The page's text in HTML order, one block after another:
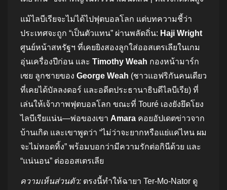
แม้ไลบีเรียจะไม่ได้ไปฟุตบอลโลก แต่บทความชี้ว่า
ประเทศจะถูก “เป็นตัวแทน” ผ่านพลัดถิ่น: Haji Wright
ศูนย์หน้าสหรัฐฯ ที่เคยยิงสองลูกใส่ออสเตรเลียในเกม
อุ่นเครื่องปีก่อน และ Timothy Weah กองหน้ามาร์ก
เซย ลูกชายของ George Weah (ชาวแอฟริกันคนเดียว
ที่เคยได้บัลลงดอร์ และอดีตประธานาธิบดีไลบีเรีย) ที่
เล่นให้เจ้าภาพฟุตบอลโลก ขณะที่ Touré เองยังยึดโยง
ไลบีเรียแน่น—พ่อของเขา Amara คอยอัปเดตข่าวจาก
บ้านเกิด และเขาพูดว่า “ไม่ว่าจะยากหรือแย่แค่ไหน ผม
จะไม่ทอดทิ้ง” พร้อมบอกว่ามีความรักต่อกินีด้วย และ
“แน่นอน” ต่อออสเตรเลีย
ความเห็นส่วนตัว: ตรงนี้ทำให้ฉายา Ter‑Mo‑Nator ดู